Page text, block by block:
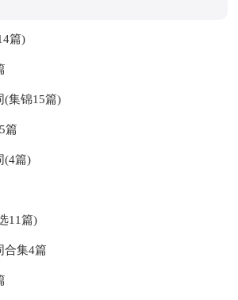
篇)
(集锦15篇)
篇
(4篇)
11篇)
合集4篇